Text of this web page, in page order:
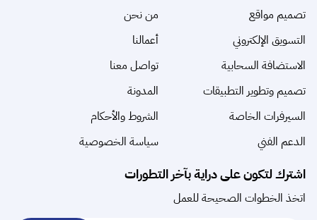
تصميم مواقع
التسويق الإلكتروني
الاستضافة السحابية
تصميم وتطوير التطبيقات
السيرفرات الخاصة
الدعم الفني
من نحن
أعمالنا
تواصل معنا
المدونة
الشروط والأحكام
سياسة الخصوصية
اشترك لتكون على دراية بآخر التطورات
اتخذ الخطوات الصحيحة للعمل